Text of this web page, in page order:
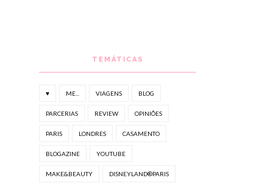
TEMÁTICAS
♥ ME... VIAGENS BLOG
PARCERIAS REVIEW OPINIÕES
PARIS LONDRES CASAMENTO
BLOGAZINE YOUTUBE
MAKE&BEAUTY DISNEYLAND®PARIS